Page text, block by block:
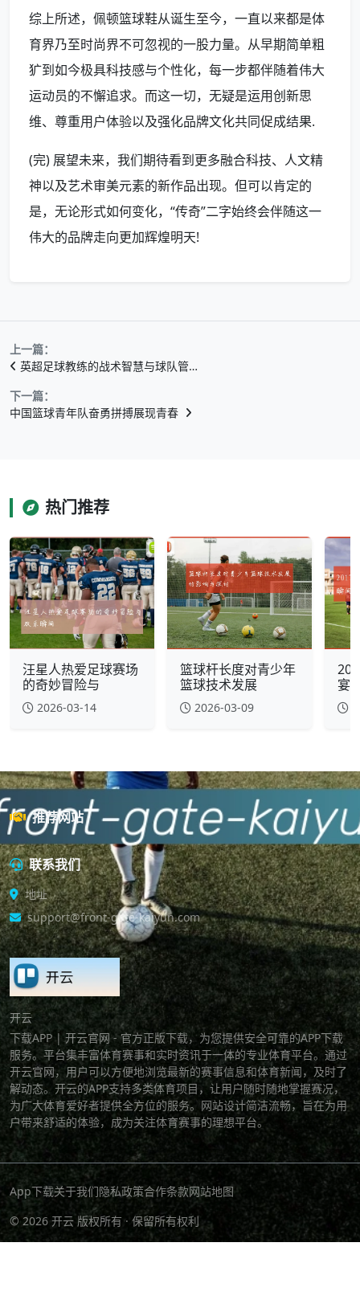
综上所述，佩顿篮球鞋从诞生至今，一直以来都是体
育界乃至时尚界不可忽视的一股力量。从早期简单粗
犷到如今极具科技感与个性化，每一步都伴随着伟大
运动员的不懈追求。而这一切，无疑是运用创新思
维、尊重用户体验以及强化品牌文化共同促成结果.
(完) 展望未来，我们期待看到更多融合科技、人文精
神以及艺术审美元素的新作品出现。但可以肯定的
是，无论形式如何变化，“传奇”二字始终会伴随这一
伟大的品牌走向更加辉煌明天!
上一篇：
英超足球教练的战术智慧与球队管…
下一篇：
中国篮球青年队奋勇拼搏展现青春
热门推荐
汪星人热爱足球赛场
的奇妙冒险与
2026-03-14
篮球杆长度对青少年
篮球技术发展
2026-03-09
宴
推荐网站
联系我们
地址
support@front-gate-kaiyun.com
开云
下载APP | 开云官网 - 官方正版下载，为您提供安全可靠的APP下载
服务。平台集丰富体育赛事和实时资讯于一体的专业体育平台。通过
开云官网，用户可以方便地浏览最新的赛事信息和体育新闻，及时了
解动态。开云的APP支持多类体育项目，让用户随时随地掌握赛况，
为广大体育爱好者提供全方位的服务。网站设计简洁流畅，旨在为用
户带来舒适的体验，成为关注体育赛事的理想平台。
App下载关于我们隐私政策合作条款网站地图
© 2026 开云 版权所有 · 保留所有权利